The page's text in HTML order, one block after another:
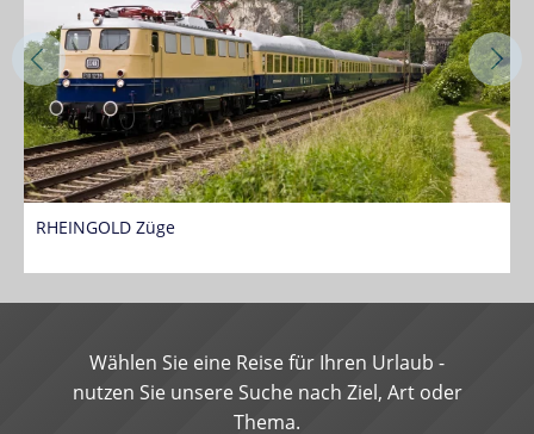
RHEINGOLD Züge
Wählen Sie eine Reise für Ihren Urlaub -
nutzen Sie unsere Suche nach Ziel, Art oder
Thema.